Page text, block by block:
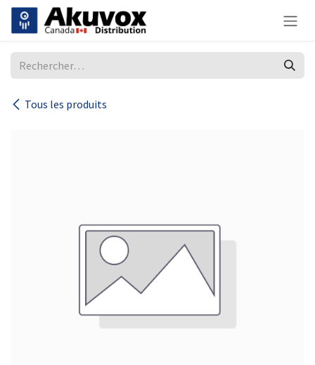
Se rendre au contenu
Tous les produits